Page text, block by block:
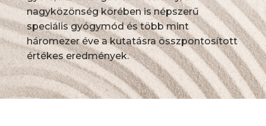
nagyközönség körében is népszerű
speciális gyógymód és több mint
háromezer éve a kutatásra összpontosított
értékes eredmények.